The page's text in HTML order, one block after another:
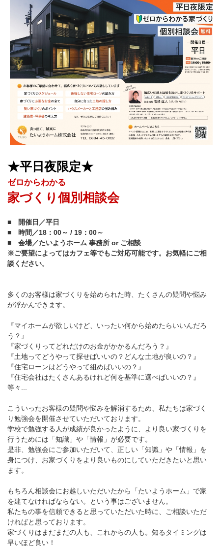
★平日夜限定★
ゼロからわかる
家づくり個別相談会
■ 開催日／平日
■ 時間／18：00～ / 19：00～
■ 会場／たいようホーム 事務所 or ご相談
※ご要望によってはカフェ等でもご対応可能です。お気軽にご相
談ください。
多くのお客様は家づくりを始められた時、たくさんの疑問や悩み
が浮かんできます。
『マイホームが欲しいけど、いったい何から始めたらいいんだろ
う？』
『家づくりってどれだけのお金がかかるんだろう？』
『土地ってどうやって探せばいいの？どんな土地が良いの？』
『住宅ローンはどうやって組めばいいの？』
『住宅会社はたくさんあるけれど何を基準に選べばいいの？』
等々...
こういったお客様の疑問や悩みを解消するため、私たちは家づく
り勉強会を開催させていただいております。
学校で勉強する人が成績が良かったように、より良い家づくりを
行うためには「知識」や「情報」が必要です。
是非、勉強会にご参加いただいて、正しい「知識」や「情報」を
身につけ、お家づくりをより良いものにしていただきたいと思い
ます。
もちろん相談会にお越しいただいたから「たいようホーム」で家
を建てなければならない。という事はございません。
私たちの事を信頼できると思っていただいた時に、ご相談いただ
ければと思っております。
家づくりはまだまだの人も、これからの人も。知るタイミングは
早いほど良い！